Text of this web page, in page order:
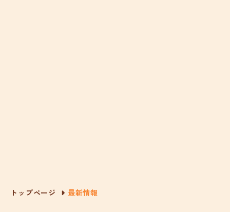
トップページ 最新情報